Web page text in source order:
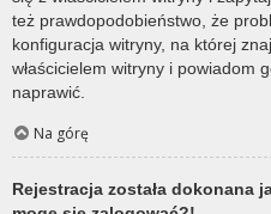
też prawdopodobieństwo, że
konfiguracja witryny, na której
właścicielem witryny i powiadom
naprawić.
Na górę
Rejestracja została dokonana